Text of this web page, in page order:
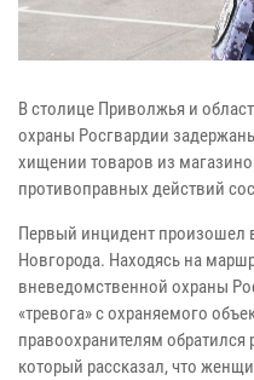
В столице Приволжья и
охраны Росгвардии
хищении товаров из
противоправных действий
Первый инцидент произошел
Новгорода. Находясь на
вневедомственной охраны
«тревога» с охраняемого
правоохранителям обратился
который рассказал, что